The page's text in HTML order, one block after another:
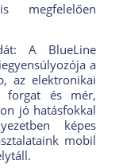
megfelelően
A BlueLine
a
az elektronikai
forgat és mér,
jó hatásfokkal
képes
mobil